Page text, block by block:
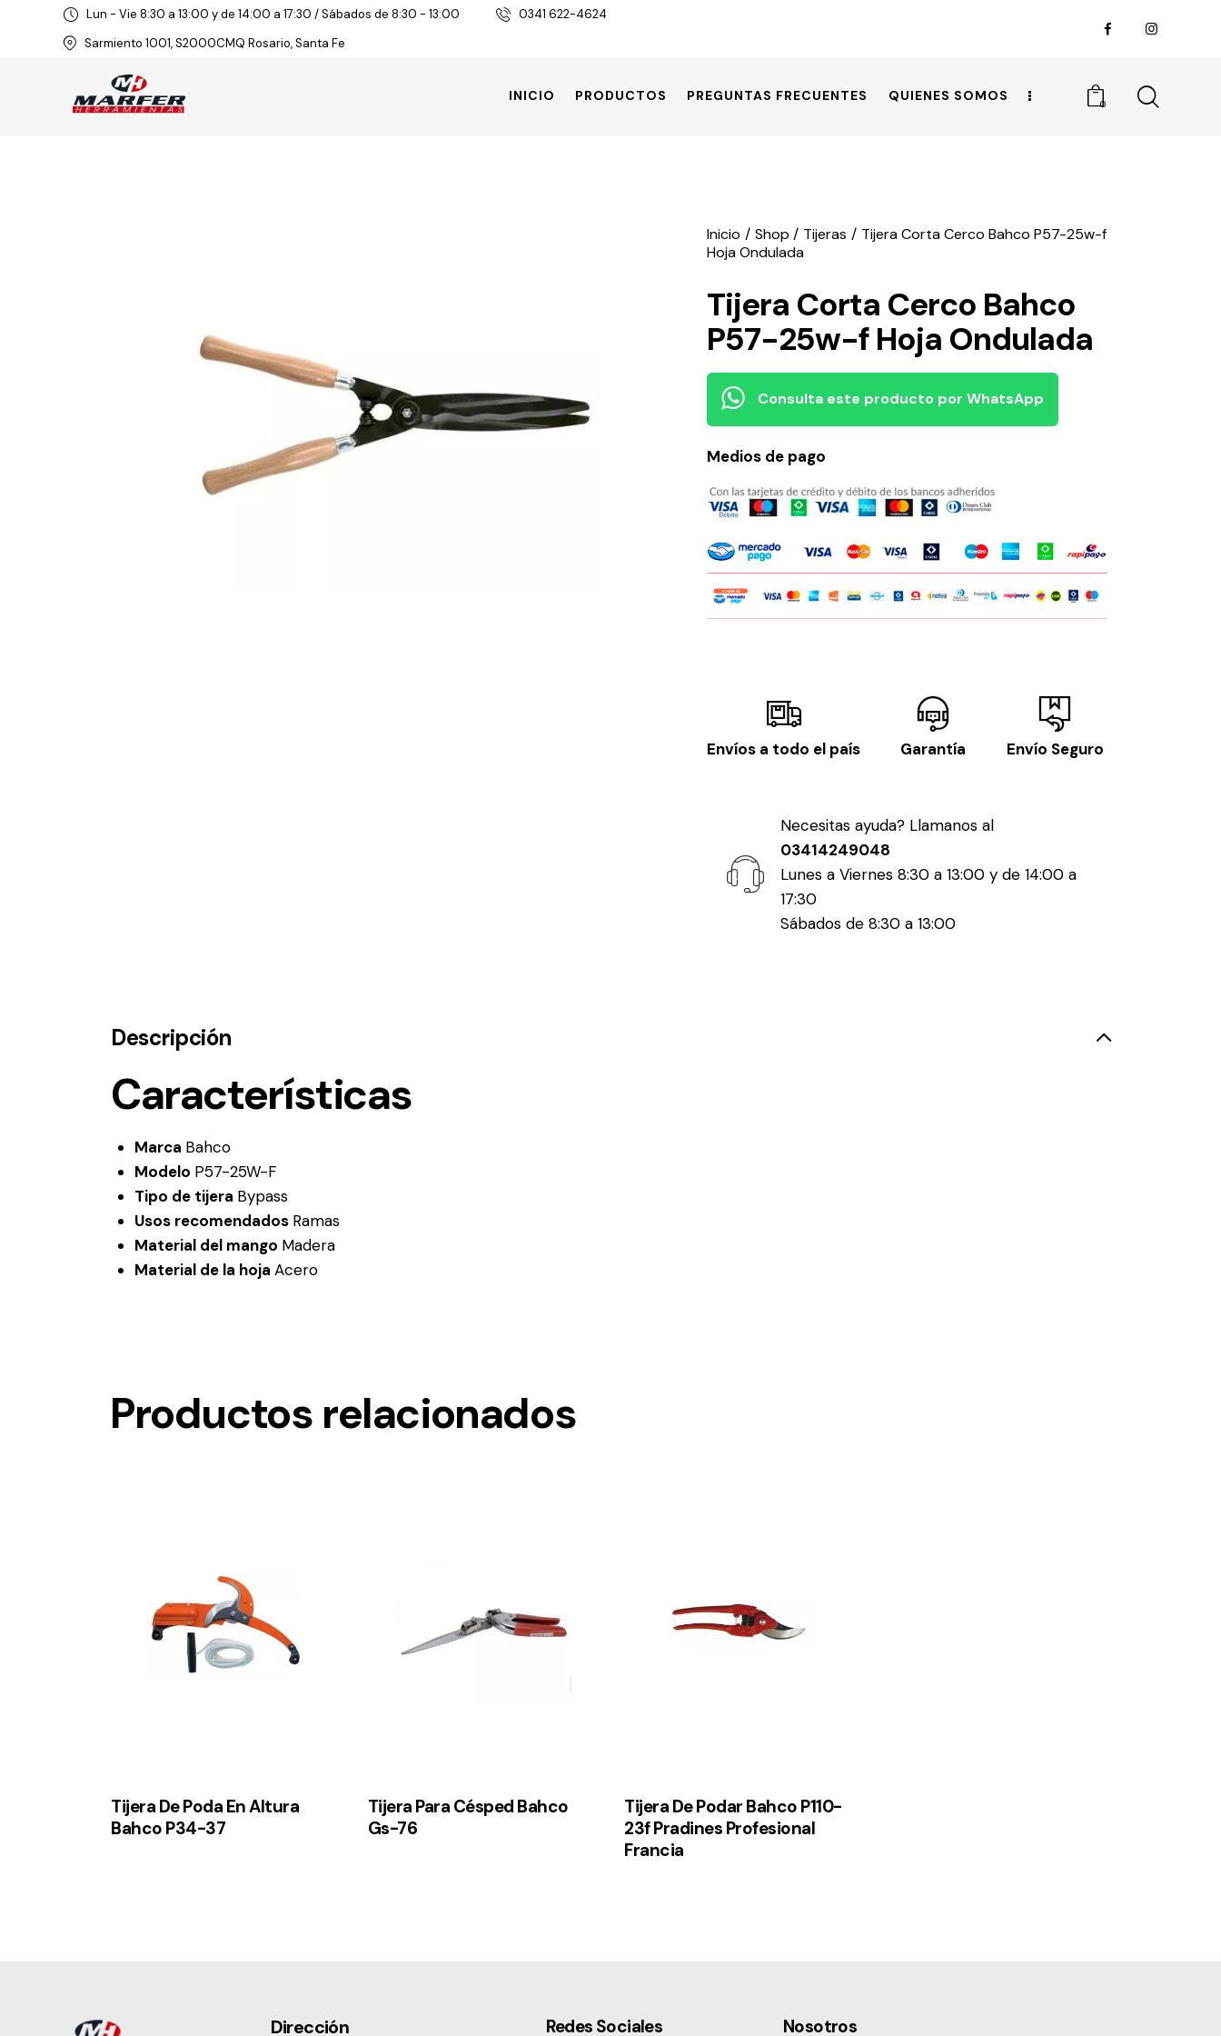
Lun - Vie 8:30 a 13:00 y de 14:00 a 17:30 / Sábados de 8:30 - 13:00
0341 622-4624
Sarmiento 1001, S2000CMQ Rosario, Santa Fe
INICIO PRODUCTOS PREGUNTAS FRECUENTES QUIENES SOMOS
0
Inicio Shop Tijeras
Tijera Corta Cerco Bahco P57-25w-f
Hoja Ondulada
Tijera Corta Cerco Bahco
P57-25w-f Hoja Ondulada
Consulta este producto por WhatsApp
Medios de pago
Envíos a todo el país Garantía Envío Seguro
Necesitas ayuda? Llamanos al
03414249048
Lunes a Viernes 8:30 a 13:00 y de 14:00 a
17:30
Sábados de 8:30 a 13:00
Descripción
Características
Marca Bahco
Modelo P57-25W-F
Tipo de tijera Bypass
Usos recomendados Ramas
Material del mango Madera
Material de la hoja Acero
Productos relacionados
Tijera De Poda En Altura
Bahco P34-37
Tijera Para Césped Bahco
Gs-76
Tijera De Podar Bahco P110-
23f Pradines Profesional
Francia
Dirección Redes Sociales Nosotros